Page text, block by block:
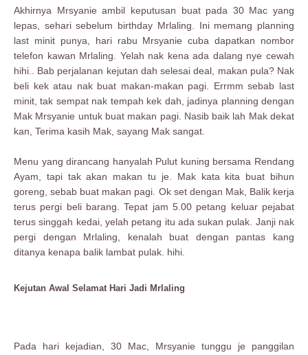
Akhirnya Mrsyanie ambil keputusan buat pada 30 Mac yang
lepas, sehari sebelum birthday Mrlaling. Ini memang planning
last minit punya, hari rabu Mrsyanie cuba dapatkan nombor
telefon kawan Mrlaling. Yelah nak kena ada dalang nye cewah
hihi.. Bab perjalanan kejutan dah selesai deal, makan pula? Nak
beli kek atau nak buat makan-makan pagi. Errmm sebab last
minit, tak sempat nak tempah kek dah, jadinya planning dengan
Mak Mrsyanie untuk buat makan pagi. Nasib baik lah Mak dekat
kan, Terima kasih Mak, sayang Mak sangat.
Menu yang dirancang hanyalah Pulut kuning bersama Rendang
Ayam, tapi tak akan makan tu je. Mak kata kita buat bihun
goreng, sebab buat makan pagi. Ok set dengan Mak, Balik kerja
terus pergi beli barang. Tepat jam 5.00 petang keluar pejabat
terus singgah kedai, yelah petang itu ada sukan pulak. Janji nak
pergi dengan Mrlaling, kenalah buat dengan pantas kang
ditanya kenapa balik lambat pulak. hihi.
Kejutan Awal Selamat Hari Jadi Mrlaling
Pada hari kejadian, 30 Mac, Mrsyanie tunggu je panggilan